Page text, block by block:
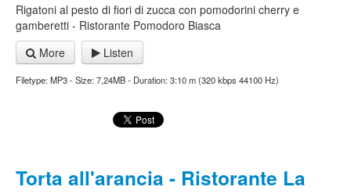
Rigatoni al pesto di fiori di zucca con pomodorini cherry e
gamberetti - Ristorante Pomodoro Biasca
More
Listen
Filetype: MP3 - Size: 7,24MB - Duration: 3:10 m (320 kbps 44100 Hz)
Torta all'arancia - Ristorante La